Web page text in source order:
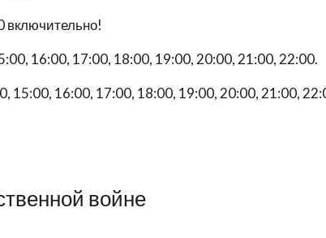
включительно!
16:00, 17:00, 18:00, 19:00, 20:00, 21:00, 22:00.
15:00, 16:00, 17:00, 18:00, 19:00, 20:00, 21:00,
войне